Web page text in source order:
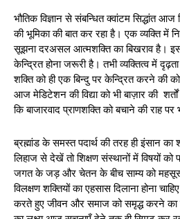
भौतिक विज्ञान से संबन्धित क्वांटम सिद्धांत
की भूमिका की बात कर रहा है। एक व्यक्ति में
सूझना दरअसल आत्मशक्ति का बिखराव है।
केन्द्रित होना जरूरी है। तभी व्यक्तित्व में
शक्ति को ही एक बिन्दु पर केन्द्रित करने की
आज मेडिटेशन की विद्या को भी बाज़ार की
कि बाजारवाद प्राणशक्ति को बचाने की राह
ब्रह्मांड के समस्त पदार्थ की तरह ही इंसान
लिहाज से देखें तो शिक्षण संस्थानों में विषयों को
जगत के जड़ और चेतन के बीच साम्य को
विलक्षण शक्तियों का एहसास दिलाना होना
करते हुए जीवन और समाज को समृद्ध करने का